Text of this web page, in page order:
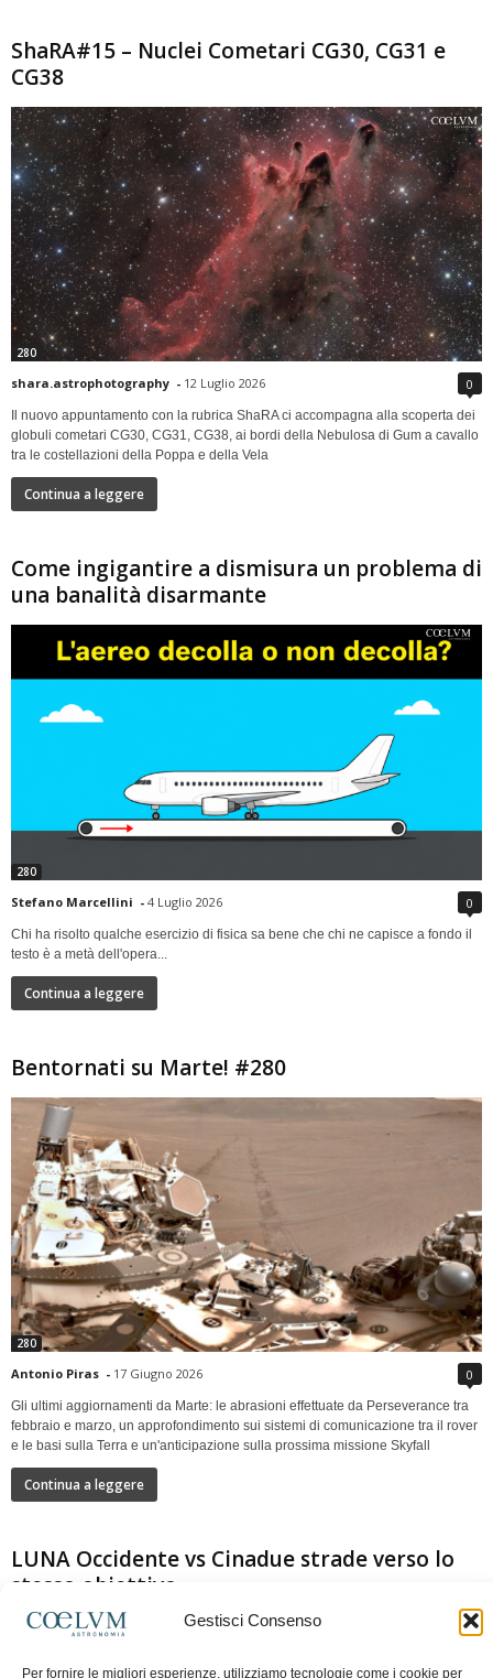
Gestisci Consenso
Per fornire le migliori esperienze, utilizziamo tecnologie come i cookie per
ShaRA#15 – Nuclei Cometari CG30, CG31 e
CG38
280
shara.astrophotography - 12 Luglio 2026 0
Il nuovo appuntamento con la rubrica ShaRA ci accompagna alla scoperta dei
globuli cometari CG30, CG31, CG38, ai bordi della Nebulosa di Gum a cavallo
tra le costellazioni della Poppa e della Vela
Continua a leggere
Come ingigantire a dismisura un problema di
una banalità disarmante
280
Stefano Marcellini - 4 Luglio 2026 0
Chi ha risolto qualche esercizio di fisica sa bene che chi ne capisce a fondo il
testo è a metà dell'opera...
Continua a leggere
Bentornati su Marte! #280
280
Antonio Piras - 17 Giugno 2026 0
Gli ultimi aggiornamenti da Marte: le abrasioni effettuate da Perseverance tra
febbraio e marzo, un approfondimento sui sistemi di comunicazione tra il rover
e le basi sulla Terra e un'anticipazione sulla prossima missione Skyfall
Continua a leggere
LUNA Occidente vs Cinadue strade verso lo
stesso obiettivo